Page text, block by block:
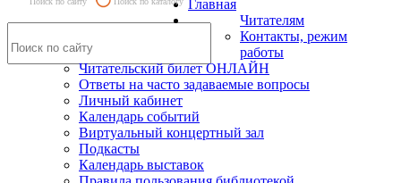
Главная
Читателям
Контакты, режим
работы
Читательский билет ОНЛАЙН
Ответы на часто задаваемые вопросы
Личный кабинет
Календарь событий
Виртуальный концертный зал
Подкасты
Календарь выставок